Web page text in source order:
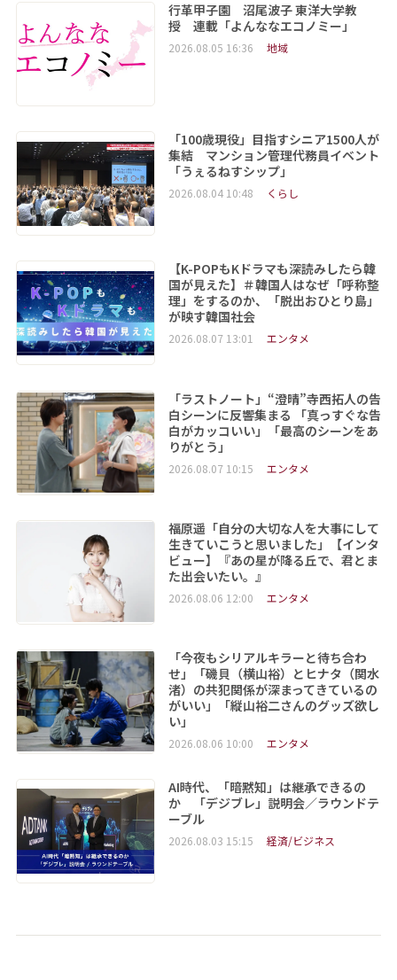
行革甲子園 沼尾波子 東洋大学教
授 連載「よんななエコノミー」
2026.08.05 16:36 地域
「100歳現役」目指すシニア1500人が
集結 マンション管理代務員イベント
「うぇるねすシップ」
2026.08.04 10:48 くらし
【K-POPもKドラマも深読みしたら韓
国が見えた】＃韓国人はなぜ「呼称整
理」をするのか、「脱出おひとり島」
が映す韓国社会
2026.08.07 13:01 エンタメ
「ラストノート」“澄晴”寺西拓人の告
白シーンに反響集まる 「真っすぐな告
白がカッコいい」「最高のシーンをあ
りがとう」
2026.08.07 10:15 エンタメ
福原遥「自分の大切な人を大事にして
生きていこうと思いました」【インタ
ビュー】『あの星が降る丘で、君とま
た出会いたい。』
2026.08.06 12:00 エンタメ
「今夜もシリアルキラーと待ち合わ
せ」「磯貝（横山裕）とヒナタ（関水
渚）の共犯関係が深まってきているの
がいい」「縦山裕二さんのグッズ欲し
い」
2026.08.06 10:00 エンタメ
AI時代、「暗黙知」は継承できるの
か 「デジブレ」説明会／ラウンドテ
ーブル
2026.08.03 15:15 経済/ビジネス